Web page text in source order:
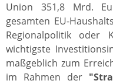
Union 351,8 Mrd.
gesamten EU-
Regionalpolitik oder
wichtigste
maßgeblich zum
im Rahmen der